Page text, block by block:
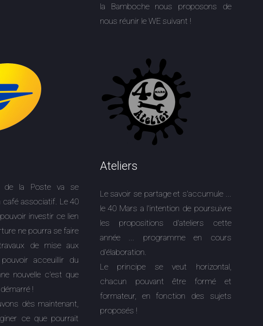
la Bamboche nous proposons de
nous réunir le WE suivant !
de la Poste va se
associatif. Le 40
investir ce lien
ne pourra se faire
de mise aux
acceuillir du
nouvelle c'est que
!
dès maintenant,
ce que pourrait
Ateliers
Le savoir se partage et s'accumule ...
le 40 Mars a l'intention de poursuivre
les propositions d'ateliers cette
année ... programme en cours
d'élaboration.
Le principe se veut horizontal,
chacun pouvant être formé et
formateur, en fonction des sujets
proposés !